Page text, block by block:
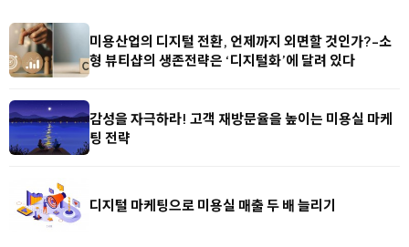
미용산업의 디지털 전환, 언제까지 외면할 것인가?-소
형 뷰티샵의 생존전략은 ‘디지털화’에 달려 있다
감성을 자극하라! 고객 재방문율을 높이는 미용실 마케
팅 전략
디지털 마케팅으로 미용실 매출 두 배 늘리기